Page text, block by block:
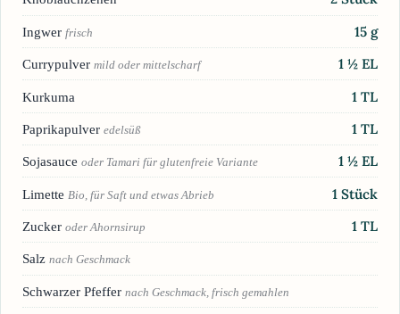
Ingwer frisch 15 g
Currypulver mild oder mittelscharf 1 ½ EL
Kurkuma 1 TL
Paprikapulver edelsüß 1 TL
Sojasauce oder Tamari für glutenfreie Variante 1 ½ EL
Limette Bio, für Saft und etwas Abrieb 1 Stück
Zucker oder Ahornsirup 1 TL
Salz nach Geschmack
Schwarzer Pfeffer nach Geschmack, frisch gemahlen